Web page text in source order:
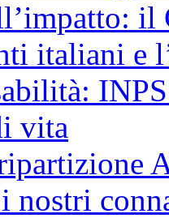
il
italiani e
vita
nostri